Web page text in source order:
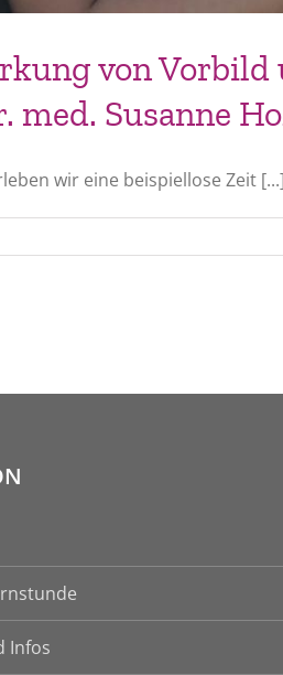
von
med. Susanne
wir eine beispiellose Zeit
Infos